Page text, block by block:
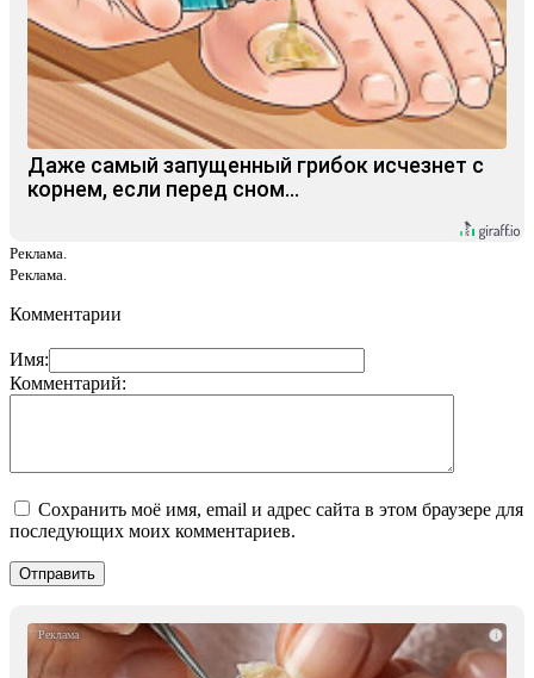
Даже самый запущенный грибок исчезнет с
корнем, если перед сном…
Реклама.
Реклама.
Комментарии
Имя:
Комментарий:
Сохранить моё имя, email и адрес сайта в этом браузере для
последующих моих комментариев.
i